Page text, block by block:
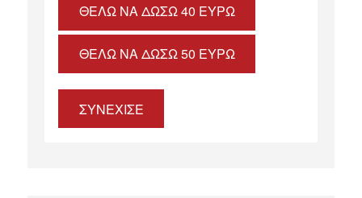
ΘΈΛΩ ΝΑ ΔΏΣΩ 40 ΕΥΡΏ
ΘΈΛΩ ΝΑ ΔΏΣΩ 50 ΕΥΡΏ
ΣΥΝΕΧΙΣΕ